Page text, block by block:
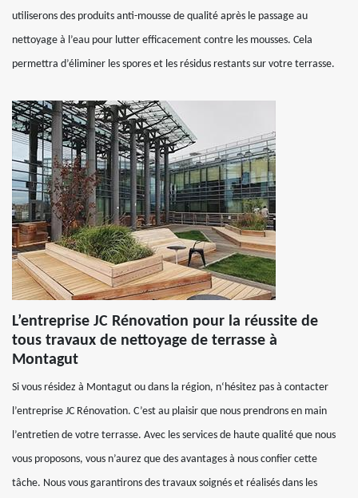
utiliserons des produits anti-mousse de qualité après le passage au
nettoyage à l’eau pour lutter efficacement contre les mousses. Cela
permettra d’éliminer les spores et les résidus restants sur votre terrasse.
L’entreprise JC Rénovation pour la réussite de
tous travaux de nettoyage de terrasse à
Montagut
Si vous résidez à Montagut ou dans la région, n‘hésitez pas à contacter
l’entreprise JC Rénovation. C’est au plaisir que nous prendrons en main
l’entretien de votre terrasse. Avec les services de haute qualité que nous
vous proposons, vous n’aurez que des avantages à nous confier cette
tâche. Nous vous garantirons des travaux soignés et réalisés dans les